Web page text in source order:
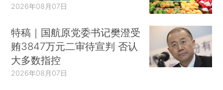
2026年08月07日
特稿｜国航原党委书记樊澄受
贿3847万元二审待宣判 否认
大多数指控
2026年08月07日